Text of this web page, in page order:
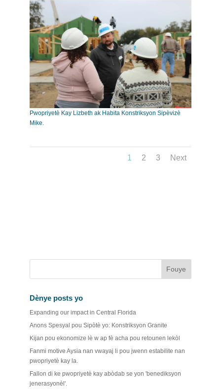
Pwopriyetè Kay Lizbeth ak Habita Konstriksyon Sipèvizè
Mike.
1 2 3 Next
Dènye posts yo
Expanding our impact in Central Florida
Anons Spesyal pou Sipòtè yo: Konstriksyon Granite
Kijan pou ekonomize lè w ap fè acha pou retounen lekòl
Fanmi motive Aysia nan vwayaj li pou jwenn estabilite nan
pwopriyetè kay la.
Fallon di ke pwopriyetè kay abòdab se yon 'benediksyon
jenerasyonèl'.